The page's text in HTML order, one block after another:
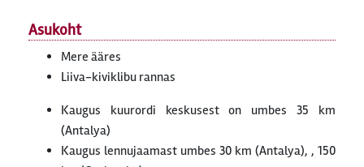
Asukoht
Mere ääres
Liiva-kiviklibu rannas
Kaugus kuurordi keskusest on umbes 35 km
(Antalya)
Kaugus lennujaamast umbes 30 km (Antalya), , 150